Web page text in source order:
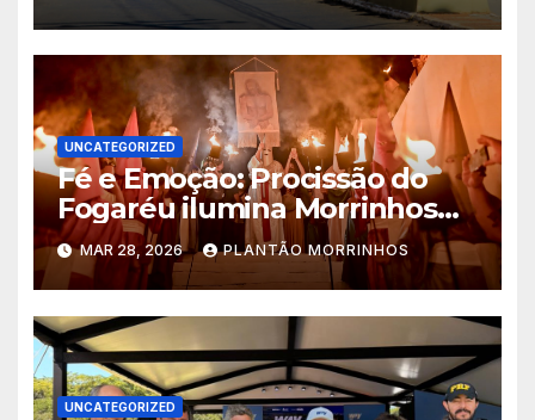
UNCATEGORIZED
Fé e Emoção: Procissão do
Fogaréu ilumina Morrinhos
no dia 30
MAR 28, 2026 PLANTÃO MORRINHOS
UNCATEGORIZED